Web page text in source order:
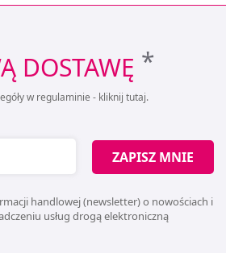
DOSTAWĘ *
w regulaminie - kliknij tutaj.
ZAPISZ MNIE
handlowej (newsletter) o nowościach i
usług drogą elektroniczną